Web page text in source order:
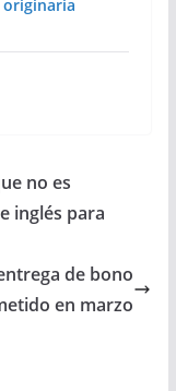
originaria
no es
inglés para
de bono
en marzo